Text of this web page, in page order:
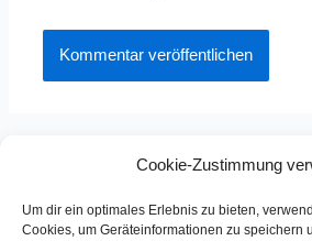
Cookie-Zustimmung
Um dir ein optimales Erlebnis zu bieten,
Cookies, um Geräteinformationen zu speichern